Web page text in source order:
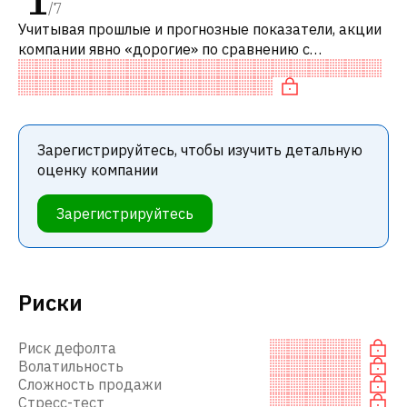
Риски
Риск дефолта
Волатильность
Сложность продажи
Стресс-тест
/7
Учитывая прошлые и прогнозные показатели, акции
компании явно «дорогие» по сравнению с
аналогичными компаниями. В частности, акция
компании переоценена по P/E, «дорогая»
Зарегистрируйтесь, чтобы изучить детальную
оценку компании
Зарегистрируйтесь